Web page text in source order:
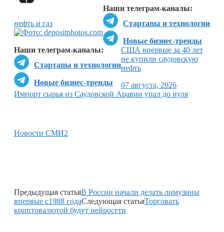
Наши телеграм-каналы:
Стартапы и технологии
Новые бизнес-тренды
Наши телеграм-каналы:
Стартапы и технологии
Новые бизнес-тренды
нефть и газ
США впервые за 40 лет
не купили саудовскую
нефть
07 августа, 2026
Импорт сырья из Саудовской Аравии упал до нуля
Новости СМИ2
Предыдущая статьяВ России начали делать лимузины
впервые с1988 годаСледующая статьяТорговать
криптовалютой будут нейросети